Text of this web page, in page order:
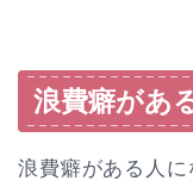
浪費癖があ
浪費癖がある人